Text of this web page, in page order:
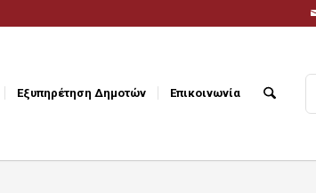
Εξυπηρέτηση Δημοτών Επικοινωνία